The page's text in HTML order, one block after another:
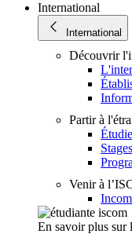
International
International
Découvrir
Partir à
Venir à
En savoir plus